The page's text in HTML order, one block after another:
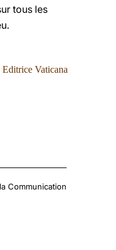
tous les
Vaticana
Communication